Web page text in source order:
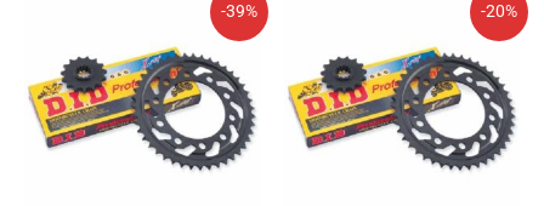
-39%
original
era:
155,56€.
actual
es:
94,25€.
-20%
original
era:
153,83€.
precio
actual
es:
123,06€.